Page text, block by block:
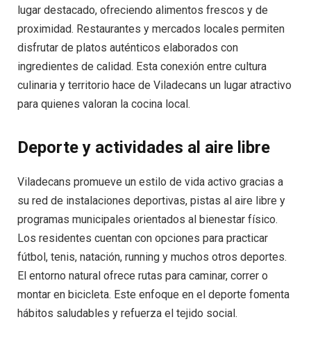
lugar destacado, ofreciendo alimentos frescos y de
proximidad. Restaurantes y mercados locales permiten
disfrutar de platos auténticos elaborados con
ingredientes de calidad. Esta conexión entre cultura
culinaria y territorio hace de Viladecans un lugar atractivo
para quienes valoran la cocina local.
Deporte y actividades al aire libre
Viladecans promueve un estilo de vida activo gracias a
su red de instalaciones deportivas, pistas al aire libre y
programas municipales orientados al bienestar físico.
Los residentes cuentan con opciones para practicar
fútbol, tenis, natación, running y muchos otros deportes.
El entorno natural ofrece rutas para caminar, correr o
montar en bicicleta. Este enfoque en el deporte fomenta
hábitos saludables y refuerza el tejido social.